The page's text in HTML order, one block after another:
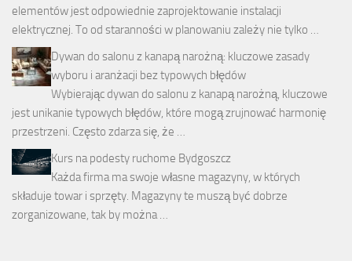
elementów jest odpowiednie zaprojektowanie instalacji
elektrycznej. To od staranności w planowaniu zależy nie tylko …
Dywan do salonu z kanapą narożną: kluczowe zasady
wyboru i aranżacji bez typowych błędów
Wybierając dywan do salonu z kanapą narożną, kluczowe
jest unikanie typowych błędów, które mogą zrujnować harmonię
przestrzeni. Często zdarza się, że …
Kurs na podesty ruchome Bydgoszcz
Każda firma ma swoje własne magazyny, w których
składuje towar i sprzęty. Magazyny te muszą być dobrze
zorganizowane, tak by można …